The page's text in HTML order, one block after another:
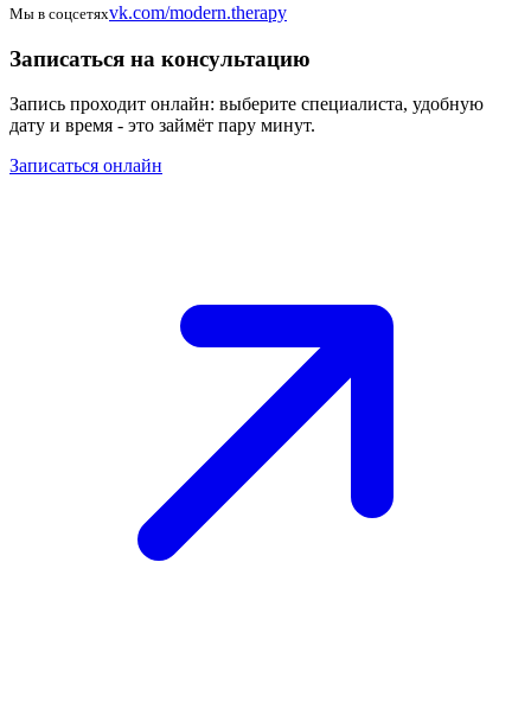
Мы в соцсетяхvk.com/modern.therapy
Записаться на консультацию
Запись проходит онлайн: выберите специалиста, удобную
дату и время - это займёт пару минут.
Записаться онлайн